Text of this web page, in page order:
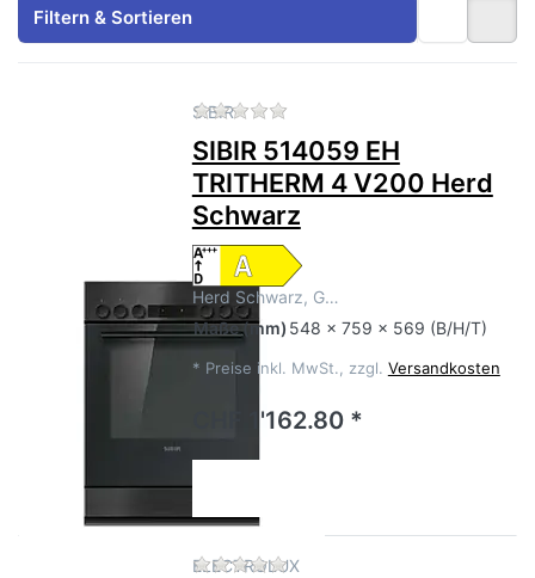
Filtern & Sortieren
SIBIR Zu diesem Produkt liegen
SIBIR 514059 EH
TRITHERM 4 V200 Herd
Schwarz
Herd Schwarz, G…
Maße(mm) 548 x 759 x 569 (B/H/T)
* Preise inkl. MwSt., zzgl. Versandkosten
CHF 1'162.80 *
ELECTROLUXZu diesem Produkt liegen